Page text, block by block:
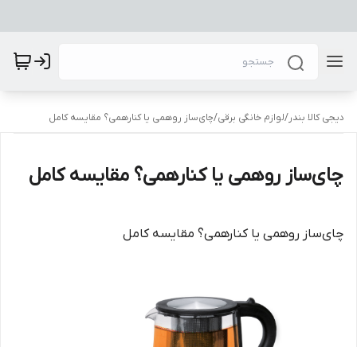
دیجی کالا بندر/لوازم خانگی برقی/چای‌ساز روهمی یا کنارهمی؟ مقایسه کامل
چای‌ساز روهمی یا کنارهمی؟ مقایسه کامل
چای‌ساز روهمی یا کنارهمی؟ مقایسه کامل